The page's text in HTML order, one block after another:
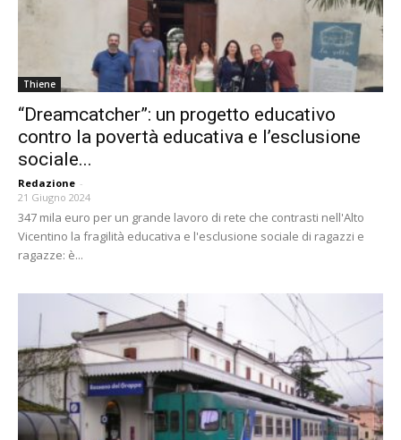
Thiene
“Dreamcatcher”: un progetto educativo
contro la povertà educativa e l’esclusione
sociale...
Redazione -
21 Giugno 2024
347 mila euro per un grande lavoro di rete che contrasti nell'Alto
Vicentino la fragilità educativa e l'esclusione sociale di ragazzi e
ragazze: è...